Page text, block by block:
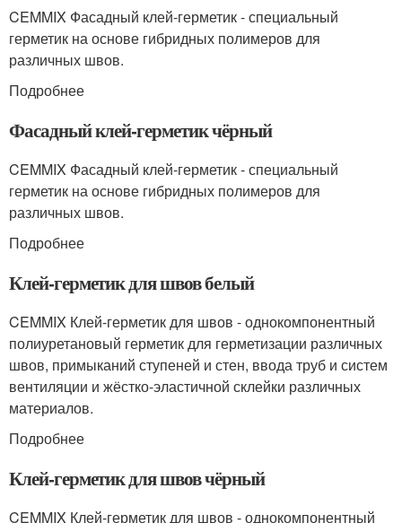
CEMMIX Фасадный клей-герметик - специальный
герметик на основе гибридных полимеров для
различных швов.
Подробнее
Фасадный клей-герметик чёрный
CEMMIX Фасадный клей-герметик - специальный
герметик на основе гибридных полимеров для
различных швов.
Подробнее
Клей-герметик для швов белый
CEMMIX Клей-герметик для швов - однокомпонентный
полиуретановый герметик для герметизации различных
швов, примыканий ступеней и стен, ввода труб и систем
вентиляции и жёстко-эластичной склейки различных
материалов.
Подробнее
Клей-герметик для швов чёрный
CEMMIX Клей-герметик для швов - однокомпонентный